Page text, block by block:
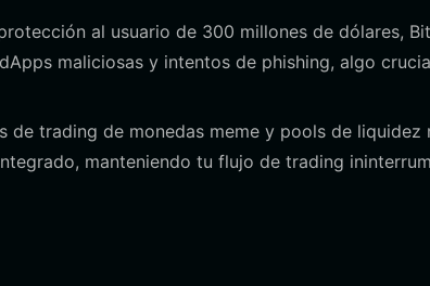
al usuario de 300 millones de dólares,
maliciosas y intentos de phishing, algo
de trading de monedas meme y pools de liquidez
manteniendo tu flujo de trading